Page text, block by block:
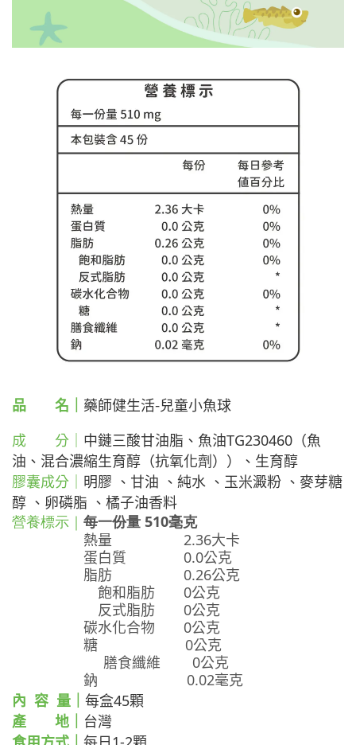
品 名｜ 藥師健生活-兒童小魚球
成 分｜ 中鏈三酸甘油脂、魚油TG230460（魚
油、混合濃縮生育醇（抗氧化劑））、生育醇
膠囊成分｜ 明膠 、甘油 、純水 、玉米澱粉 、麥芽糖
醇 、卵磷脂 、橘子油香料
營養標示｜ 每一份量 510毫克
熱量 2.36大卡
蛋白質 0.0公克
脂肪 0.26公克
飽和脂肪 0公克
反式脂肪 0公克
碳水化合物 0公克
糖 0公克
膳食纖維 0公克
鈉 0.02毫克
內 容 量｜ 每盒45顆
產 地｜ 台灣